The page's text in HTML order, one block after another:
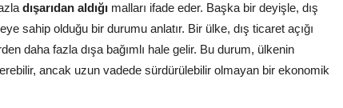
dışarıdan aldığı malları ifade eder. Başka bir deyişle, dış
sahip olduğu bir durumu anlatır. Bir ülke, dış ticaret açığı
daha fazla dışa bağımlı hale gelir. Bu durum, ülkenin
ancak uzun vadede sürdürülebilir olmayan bir ekonomik